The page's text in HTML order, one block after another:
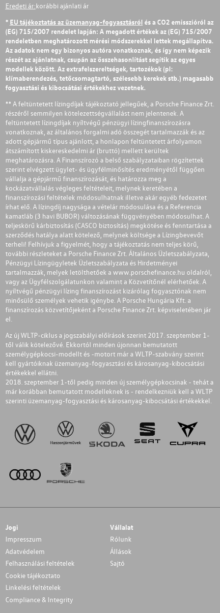
Eredeti ár:korábbi ajánlati ár
* EU tájékoztatás az üzemanyag-fogyasztásról és a CO2 emisszióról az
(EG) 715/2007 rendelet lapján: A megadott értékek az (EG) 715/2007
rendeletben meghatározott mérési módszerekkel lettek megállapítva.
Az adatok nem egy bizonyos autóra vonatkoznak, és így nem képezik
részét az ajánlatnak, csupán az összehasonlítást segítik az egyes
modellek között. Az extrafelszereltségek, tartozékok (pl:
klímaberendezés, tetőcsomagtartó, szélesebb kerekek stb.) magasabb
fogyasztási és kibocsátási értékekhez vezetnek.
** A feltüntetett lízingdíjak tájékoztató jellegűek, a Porsche Finance Zrt.
részéről semmilyen kötelezettségvállalást nem jelentenek. A
feltüntetett lízingdíjak nyíltvégű pénzügyi lízingfinanszírozásra
vonatkoznak, az általános forgalmi adó összegét tartalmazzák és az
adott gépjármű típus ajánlott, a honlapon feltüntetett árfolyamon
átszámított kiskereskedelmi ár (bruttó) mellett kerültek
meghatározásra. A Finanszírozó a belső szabályzataiban rögzítettek
szerint elvégzett ügylet- és ügyfélminősítés eredményétől függően
vállalja a gépjármű finanszírozását, és határozza meg a
kockázatvállalás végleges feltételeit, melynek keretében a
finanszírozási feltételek módosulhatnak illetve akár egyéb fedezetet
írhat elő. A lízingdíj nagysága a vételár módosulása és a Referencia
kamatláb (3 havi BUBOR) változásának függvényében módosulhat. A
teljeskörű kárbiztosítás (CASCO biztosítás) megkötése és fenntartása a
szerződés hatálya alatt kötelező, melynek költsége a Lízingbevevőt
terheli! Felhívjuk a figyelmét, hogy a tájékoztatás nem teljes körű,
további részleteket a Porsche Finance Zrt. Általános Üzletszabályzata,
Pénzügyi Lízingügyletek Üzletszabályzata és Hirdetményei
tartalmazzák, melyek letölthetőek a www.porschefinance.hu oldalról,
vagy az Ügyfélszolgálatunkon valamint a Közvetítőnél elérhetőek. A
nyíltvégű pénzügyi lízing finanszírozást kizárólag fogyasztónak nem
minősülő személyek vehetik igénybe. A Porsche Hungária Kft. a
finanszírozás közvetítőjeként a Porsche Finance Zrt. képviseletében jár
el.
Az új WLTP-ciklus a jogszabályi előírások szerint 2017. szeptember 1-
től válik kötelezővé. Ekkortól minden újonnan bemutatott
személygépkocsi-modellt és -motort már a WLTP-szabvány szerint
kell gyártóiknak üzemanyag-fogyasztási és károsanyag-kibocsátási
értékekkel ellátni.
2018. szeptember 1-től pedig minden új személygépkocsinak - tehát a
már korábban bemutatott modelleknek is - rendelkezniük kell a WLTP
szerinti üzemanyag-fogyasztási és károsanyag-kibocsátási értékekkel.
Jogi
Impresszum
Adatvédelem
Felhasználási feltételek
Cookie tájékoztato
Linkelési feltételek
Compliance & Integrity
Vállalat
Rólunk
Állások
Sajtó